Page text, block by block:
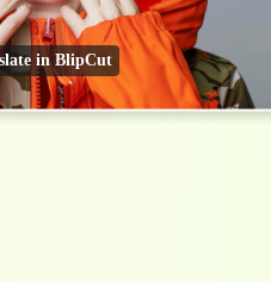
in BlipCut